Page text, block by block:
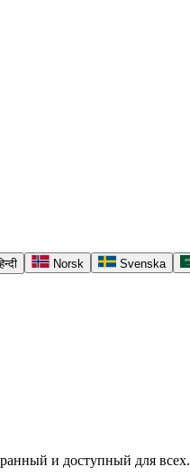
Norsk Svenska
и доступный для